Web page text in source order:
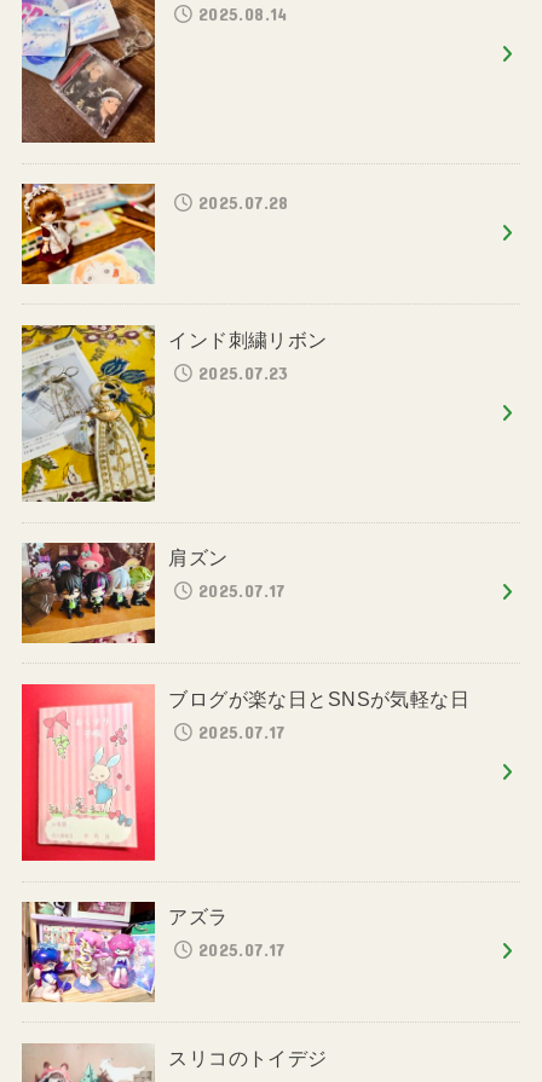
2025.08.14
2025.07.28
インド刺繍リボン
2025.07.23
肩ズン
2025.07.17
ブログが楽な日とSNSが気軽な日
2025.07.17
アズラ
2025.07.17
スリコのトイデジ